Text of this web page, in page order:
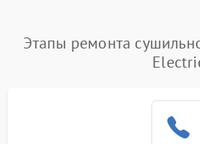
1800
Этапы ремонта